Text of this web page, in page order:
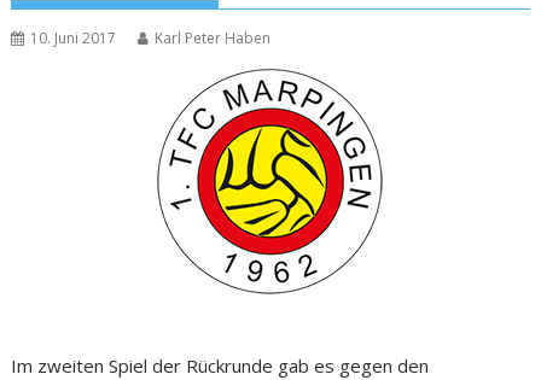
10. Juni 2017 Karl Peter Haben
Im zweiten Spiel der Rückrunde gab es gegen den